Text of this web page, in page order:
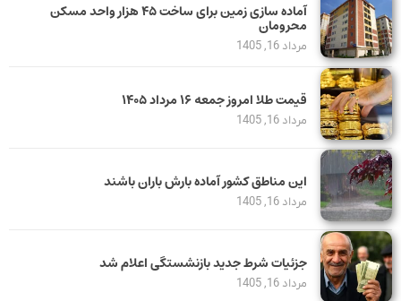
آماده سازی زمین برای ساخت ۴۵ هزار واحد مسکن
محرومان
مرداد 16, 1405
قیمت طلا امروز جمعه ۱۶ مرداد ۱۴۰۵
مرداد 16, 1405
این مناطق کشور آماده بارش باران باشند
مرداد 16, 1405
جزئیات شرط جدید بازنشستگی اعلام شد
مرداد 16, 1405